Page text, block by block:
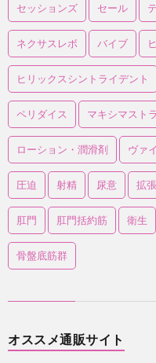
セッションズ セール
ネクサスレボ バイブ
ヒリックスシントライデント
ペリダイス マキシマスト
ローション・潤滑剤 ヴァ
圧迫 射精 尿意 拡張
肛門 肛門括約筋 衛生
骨盤底筋群
オススメ通販サイト